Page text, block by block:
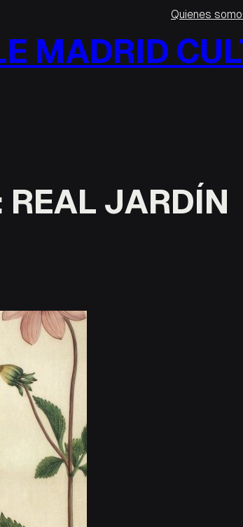
Quienes
REAL JARDÍN